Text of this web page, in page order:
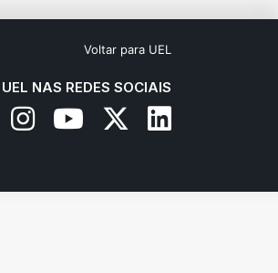
Voltar para UEL
UEL NAS REDES SOCIAIS